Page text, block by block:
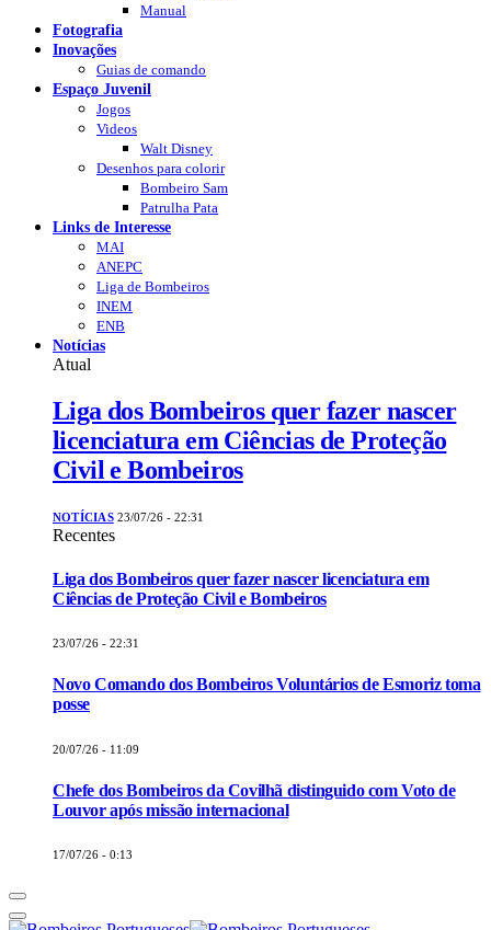
Manual
Fotografia
Inovações
Guias de comando
Espaço Juvenil
Jogos
Videos
Walt Disney
Desenhos para colorir
Bombeiro Sam
Patrulha Pata
Links de Interesse
MAI
ANEPC
Liga de Bombeiros
INEM
ENB
Notícias
Atual
Liga dos Bombeiros quer fazer nascer
licenciatura em Ciências de Proteção
Civil e Bombeiros
NOTÍCIAS 23/07/26 - 22:31
Recentes
Liga dos Bombeiros quer fazer nascer licenciatura em
Ciências de Proteção Civil e Bombeiros
23/07/26 - 22:31
Novo Comando dos Bombeiros Voluntários de Esmoriz toma
posse
20/07/26 - 11:09
Chefe dos Bombeiros da Covilhã distinguido com Voto de
Louvor após missão internacional
17/07/26 - 0:13